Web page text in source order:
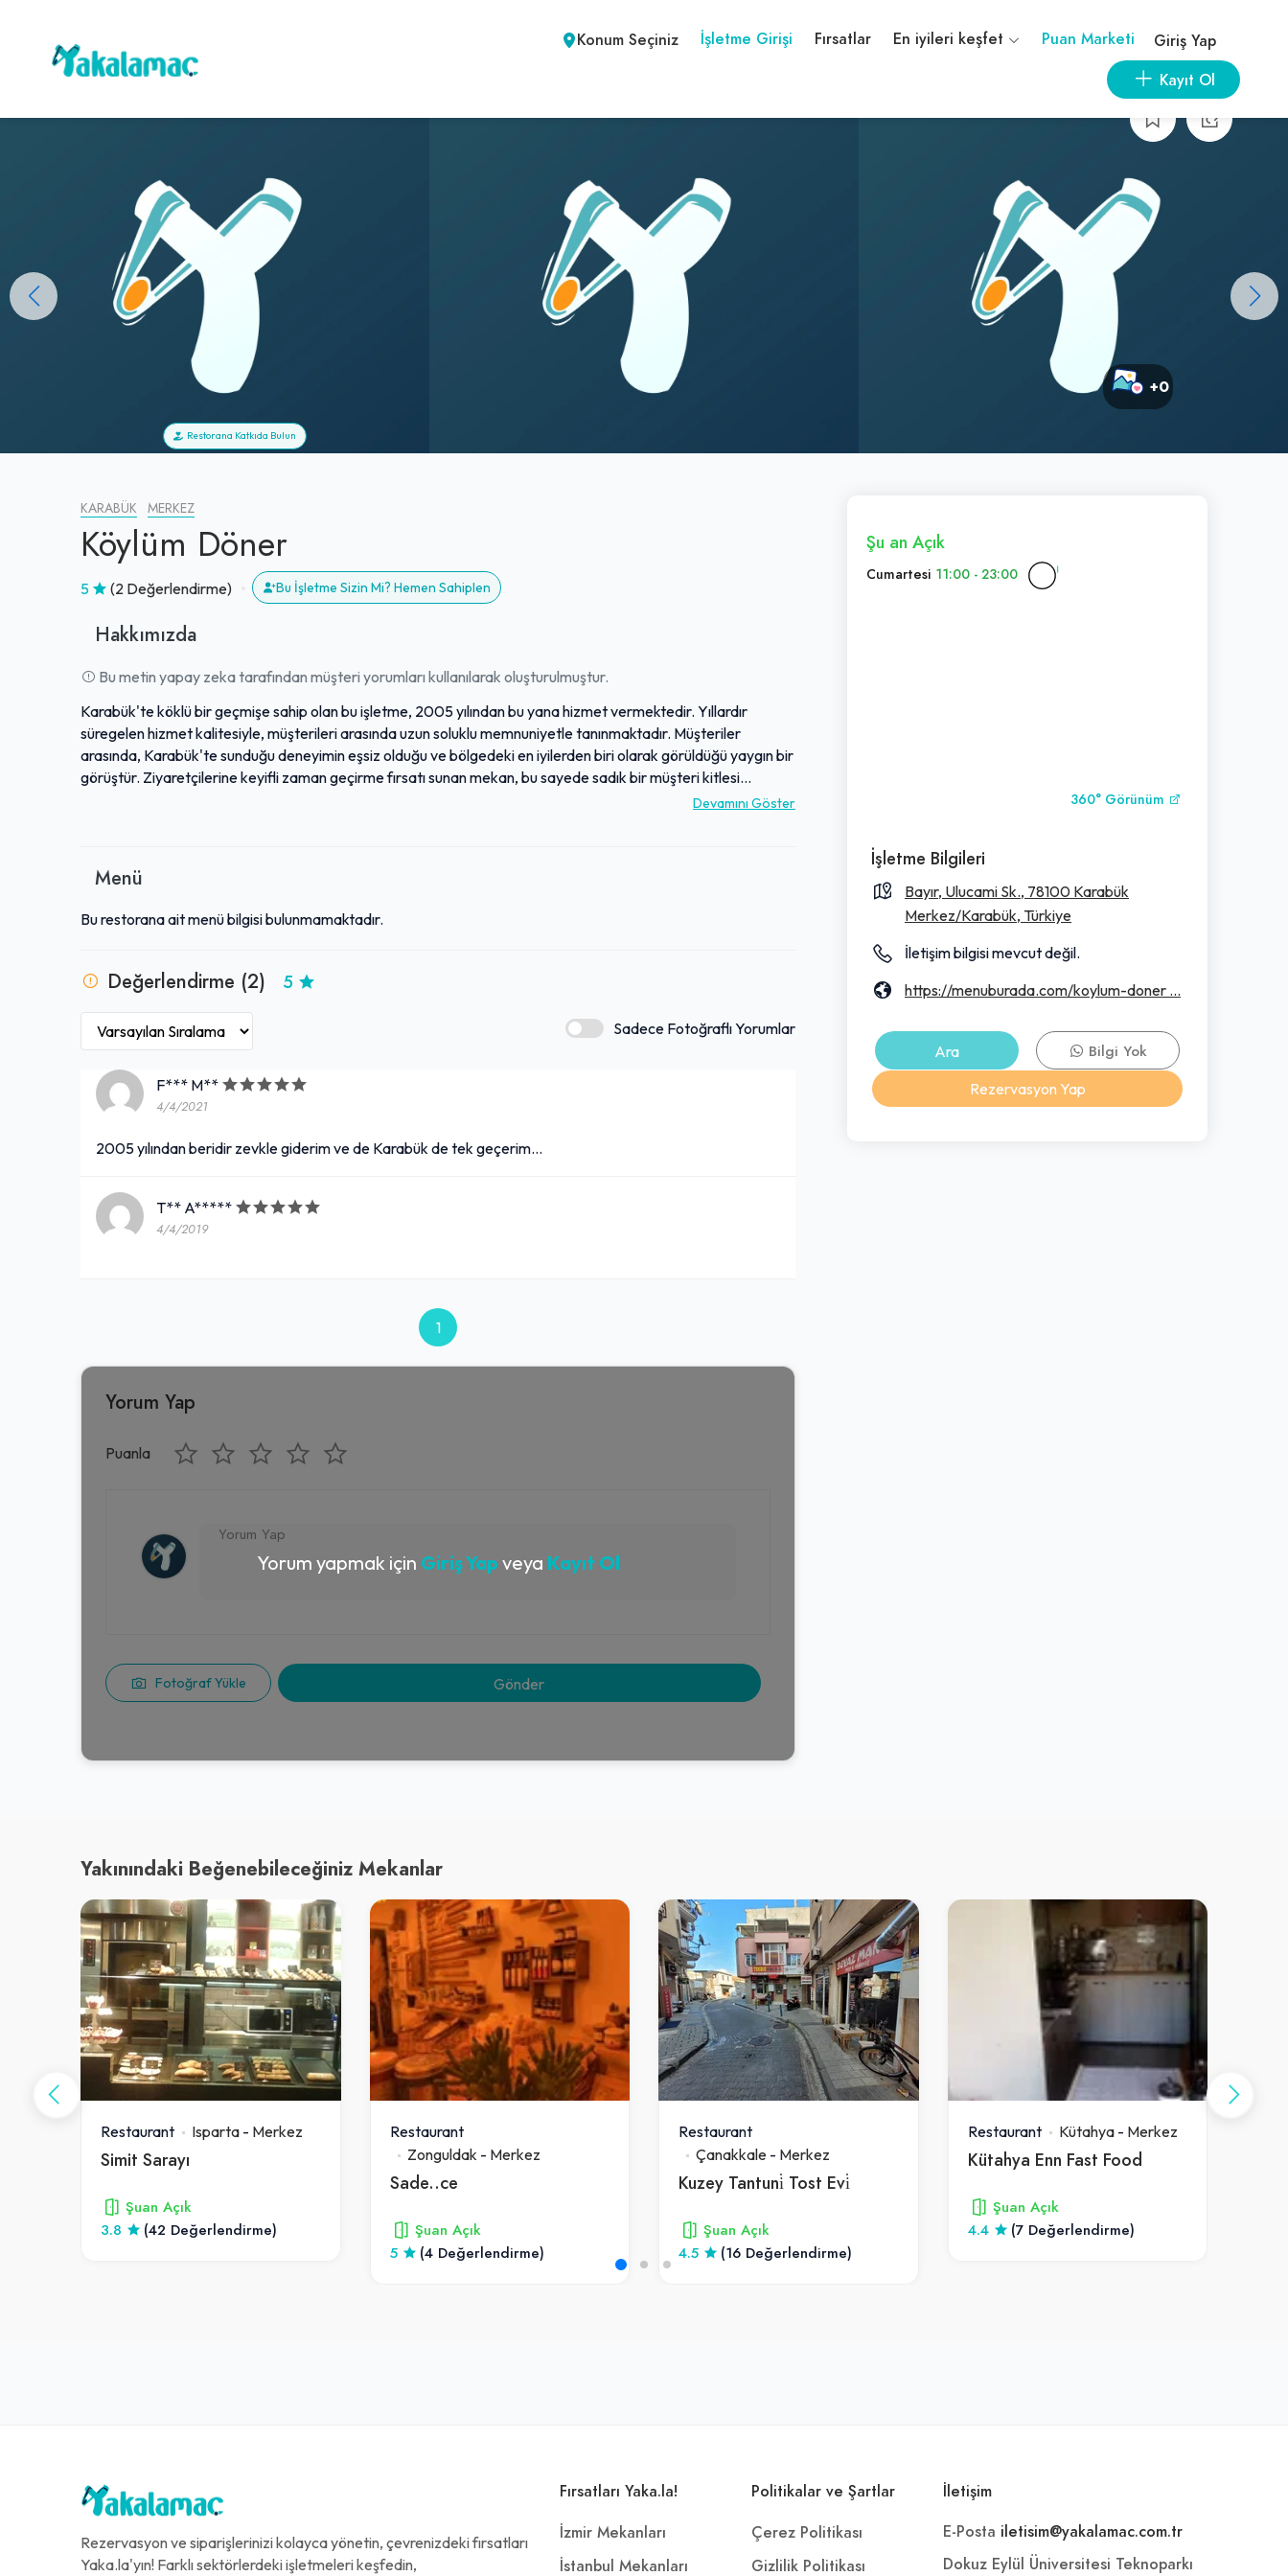
Konum Seçiniz İşletme Girişi Fırsatlar En iyileri keşfet Puan Marketi
Giriş Yap
Kayıt Ol
+0
Restorana Katkıda Bulun
KARABÜK MERKEZ
Köylüm Döner
5 (2 Değerlendirme) Bu İşletme Sizin Mi? Hemen Sahiplen
Hakkımızda
Bu metin yapay zeka tarafından müşteri yorumları kullanılarak oluşturulmuştur.
Karabük'te köklü bir geçmişe sahip olan bu işletme, 2005 yılından bu yana hizmet vermektedir. Yıllardır
süregelen hizmet kalitesiyle, müşterileri arasında uzun soluklu memnuniyetle tanınmaktadır. Müşteriler
arasında, Karabük'te sunduğu deneyimin eşsiz olduğu ve bölgedeki en iyilerden biri olarak görüldüğü yaygın bir
görüştür. Ziyaretçilerine keyifli zaman geçirme fırsatı sunan mekan, bu sayede sadık bir müşteri kitlesi
oluşturmayı başarmıştır. İşletme, yıllar içinde edindiği saygın konumu koruyarak, Karabük'ün önde gelen ve
Devamını Göster
Menü
Bu restorana ait menü bilgisi bulunmamaktadır.
Değerlendirme (2) 5
Sadece Fotoğraflı Yorumlar
F*** M**
4/4/2021
2005 yılından beridir zevkle giderim ve de Karabük de tek geçerim...
T** A*****
4/4/2019
1
Yorum Yap
Puanla
Fotoğraf Yükle
Yorum yapmak için Giriş Yap veya Kayıt Ol
Şu an Açık
Cumartesi 11:00 - 23:00
360° Görünüm
İşletme Bilgileri
Bayır, Ulucami Sk., 78100 Karabük
Merkez/Karabük, Türkiye
İletişim bilgisi mevcut değil.
https://menuburada.com/koylum-doner ...
Ara
Bilgi Yok
Rezervasyon Yap
Yakınındaki Beğenebileceğiniz Mekanlar
Restaurant Isparta - Merkez
Simit Sarayı
Şuan Açık
3.8
(42 Değerlendirme)
Restaurant
Zonguldak - Merkez
Sade..ce
Şuan Açık
5
(4 Değerlendirme)
Restaurant
Çanakkale - Merkez
Kuzey Tantuni̇ Tost Evi̇
Şuan Açık
4.5
(16 Değerlendirme)
Restaurant Kütahya- Merkez
Kütahya Enn Fast Food
Şuan Açık
4.4
(7 Değerlendirme)
Rezervasyon ve siparişlerinizi kolayca yönetin, çevrenizdeki fırsatları
Yaka.la'yın! Farklı sektörlerdeki işletmeleri keşfedin,
Fırsatları Yaka.la!
İzmir Mekanları
İstanbul Mekanları
Politikalar ve Şartlar
Çerez Politikası
Gizlilik Politikası
İletişim
E-Posta iletisim@yakalamac.com.tr
Dokuz Eylül Üniversitesi Teknoparkı